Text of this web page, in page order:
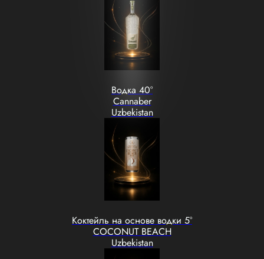
Водка 40°
Cannaber
Uzbekistan
Коктейль на основе водки 5°
COCONUT BEACH
Uzbekistan